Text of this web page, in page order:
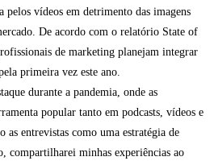
pelos vídeos em detrimento das imagens
De acordo com o relatório State of
de marketing planejam integrar
primeira vez este ano.
durante a pandemia, onde as
popular tanto em podcasts, vídeos e
as entrevistas como uma estratégia de
compartilharei minhas experiências ao